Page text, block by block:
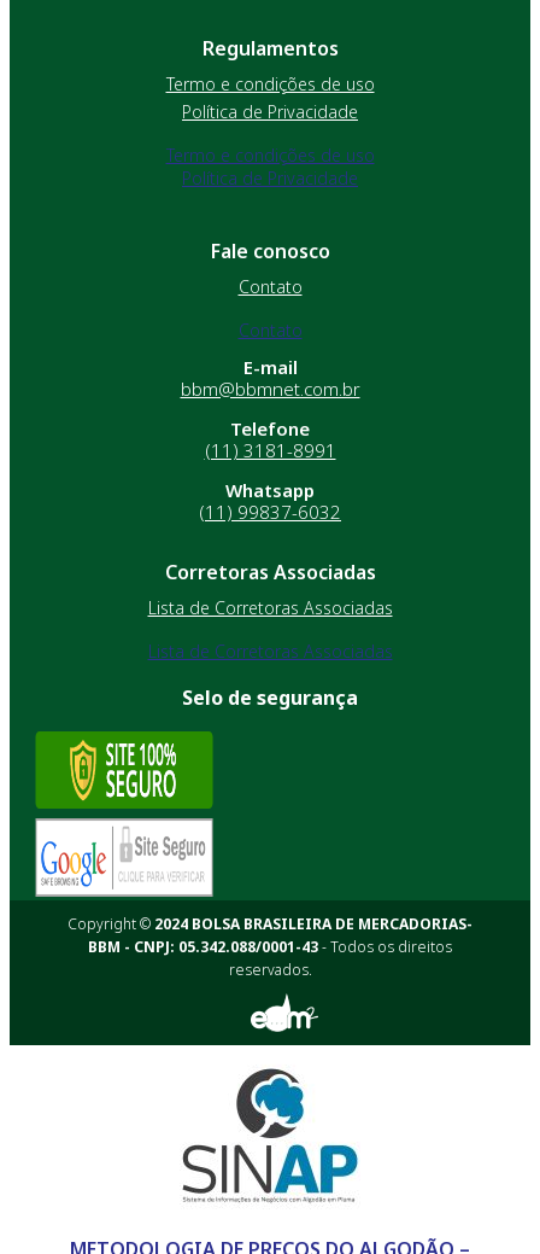
Regulamentos
Termo e condições de uso
Política de Privacidade
Termo e condições de uso
Política de Privacidade
Fale conosco
Contato
Contato
E-mail
bbm@bbmnet.com.br
Telefone
(11) 3181-8991
Whatsapp
(11) 99837-6032
Corretoras Associadas
Lista de Corretoras Associadas
Lista de Corretoras Associadas
Selo de segurança
Copyright © 2024 BOLSA BRASILEIRA DE MERCADORIAS-
BBM - CNPJ: 05.342.088/0001-43- Todos os direitos
reservados.